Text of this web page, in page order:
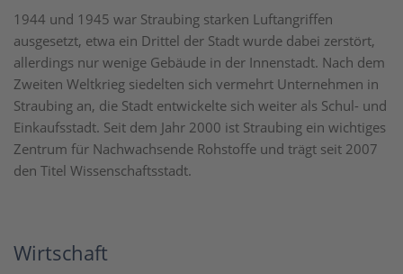
1944 und 1945 war Straubing starken Luftangriffen
ausgesetzt, etwa ein Drittel der Stadt wurde dabei zerstört,
allerdings nur wenige Gebäude in der Innenstadt. Nach dem
Zweiten Weltkrieg siedelten sich vermehrt Unternehmen in
Straubing an, die Stadt entwickelte sich weiter als Schul- und
Einkaufsstadt. Seit dem Jahr 2000 ist Straubing ein wichtiges
Zentrum für Nachwachsende Rohstoffe und trägt seit 2007
den Titel Wissenschaftsstadt.
Wirtschaft